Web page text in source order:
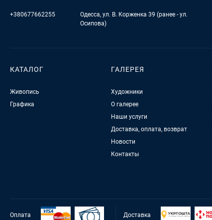
+380677662255
Одесса, ул. В. Корженка 39 (ранее - ул.
Осипова)
КАТАЛОГ
Живопись
Графика
ГАЛЕРЕЯ
Художники
О галерее
Наши услуги
Доставка, оплата, возврат
Новости
Контакты
Оплата Доставка